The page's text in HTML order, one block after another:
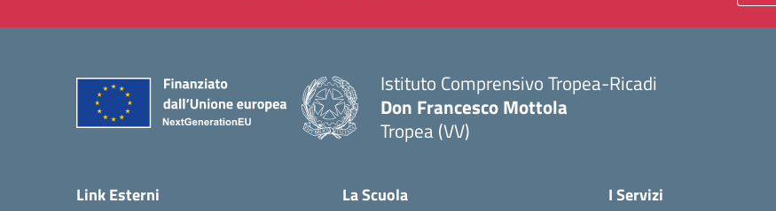
Istituto Comprensivo Tropea-Ricadi
Don Francesco Mottola
Tropea (VV)
Link Esterni La Scuola I Servizi